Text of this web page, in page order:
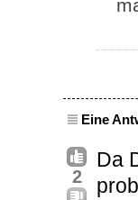
Eine
2
Da